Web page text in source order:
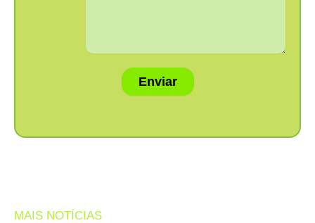
Enviar
MAIS NOTÍCIAS